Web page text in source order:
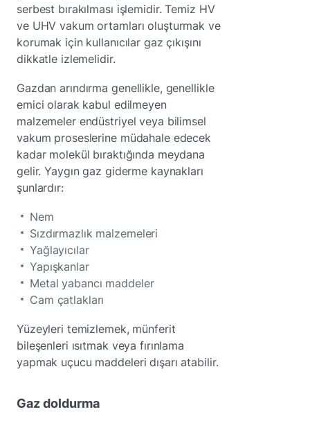
serbest bırakılması işlemidir. Temiz HV
ve UHV vakum ortamları oluşturmak ve
korumak için kullanıcılar gaz çıkışını
dikkatle izlemelidir.
Gazdan arındırma genellikle, genellikle
emici olarak kabul edilmeyen
malzemeler endüstriyel veya bilimsel
vakum proseslerine müdahale edecek
kadar molekül bıraktığında meydana
gelir. Yaygın gaz giderme kaynakları
şunlardır:
Nem
Sızdırmazlık malzemeleri
Yağlayıcılar
Yapışkanlar
Metal yabancı maddeler
Cam çatlakları
Yüzeyleri temizlemek, münferit
bileşenleri ısıtmak veya fırınlama
yapmak uçucu maddeleri dışarı atabilir.
Gaz doldurma